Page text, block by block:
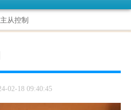
从控制
02-18 09:40:45